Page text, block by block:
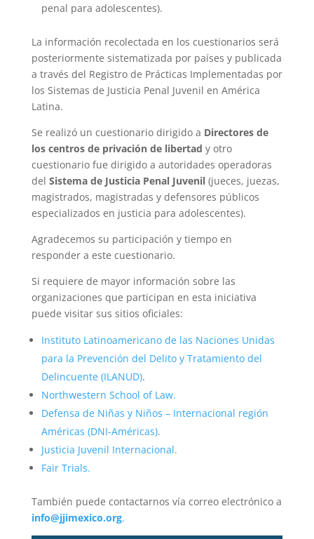
penal para adolescentes).
La información recolectada en los cuestionarios será
posteriormente sistematizada por países y publicada
a través del Registro de Prácticas Implementadas por
los Sistemas de Justicia Penal Juvenil en América
Latina.
Se realizó un cuestionario dirigido a Directores de
los centros de privación de libertad y otro
cuestionario fue dirigido a autoridades operadoras
del Sistema de Justicia Penal Juvenil (jueces, juezas,
magistrados, magistradas y defensores públicos
especializados en justicia para adolescentes).
Agradecemos su participación y tiempo en
responder a este cuestionario.
Si requiere de mayor información sobre las
organizaciones que participan en esta iniciativa
puede visitar sus sitios oficiales:
Instituto Latinoamericano de las Naciones Unidas
para la Prevención del Delito y Tratamiento del
Delincuente (ILANUD).
Northwestern School of Law.
Defensa de Niñas y Niños – Internacional región
Américas (DNI-Américas).
Justicia Juvenil Internacional.
Fair Trials.
También puede contactarnos vía correo electrónico a
info@jjimexico.org.